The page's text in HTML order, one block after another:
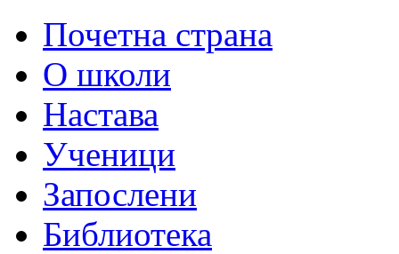
Почетна страна
О школи
Настава
Ученици
Запослени
Библиотека